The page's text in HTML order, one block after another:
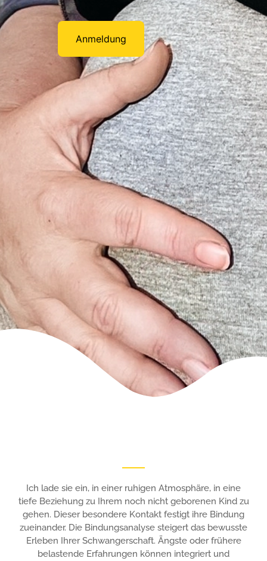
Anmeldung
Ich lade sie ein, in einer ruhigen Atmosphäre, in eine
tiefe Beziehung zu Ihrem noch nicht geborenen Kind zu
gehen. Dieser besondere Kontakt festigt ihre Bindung
zueinander. Die Bindungsanalyse steigert das bewusste
Erleben Ihrer Schwangerschaft. Ängste oder frühere
belastende Erfahrungen können integriert und